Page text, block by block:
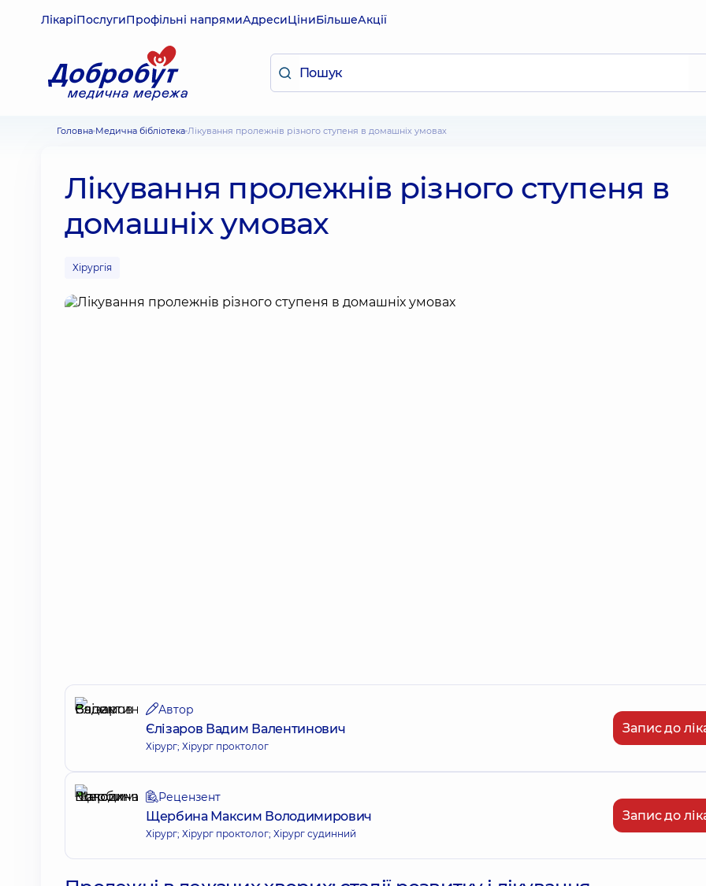
ЛікаріПослугиПрофільні напрямиАдресиЦіниБільшеАкції
Головна Медична бібліотека Лікування пролежнів різного ступеня в домашніх умовах
Лікування пролежнів різного ступеня в
домашніх умовах
Хірургія
Автор
Єлізаров Вадим Валентинович
Хірург; Хірург проктолог
Запис до
Рецензент
Щербина Максим Володимирович
Хірург; Хірург проктолог; Хірург судинний
Запис до